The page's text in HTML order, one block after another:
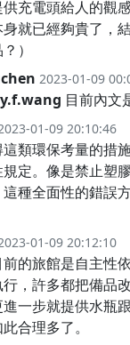
供充電頭給人的觀
就已經夠貴了，
）
2023-01-09
目前內文
01-09 20:10:46
類環保考量的措
規定。像是禁止塑
種全面性的錯誤
01-09 20:12:10
前的旅館是自主性
，許多都把備品
一步就提供水瓶
合理多了。